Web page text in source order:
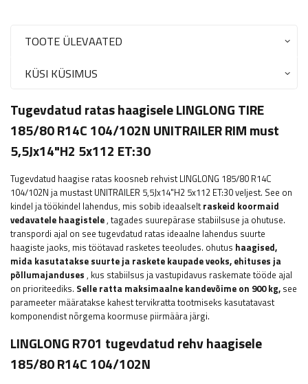
TOOTE ÜLEVAATED
KÜSI KÜSIMUS
Tugevdatud ratas haagisele LINGLONG TIRE
185/80 R14C 104/102N UNITRAILER RIM must
5,5Jx14"H2 5x112 ET:30
Tugevdatud haagise ratas koosneb rehvist LINGLONG 185/80 R14C
104/102N ja mustast UNITRAILER 5,5Jx14"H2 5x112 ET:30 veljest. See on
kindel ja töökindel lahendus, mis sobib ideaalselt raskeid koormaid
vedavatele haagistele, tagades suurepärase stabiilsuse ja ohutuse.
transpordi ajal on see tugevdatud ratas ideaalne lahendus suurte
haagiste jaoks, mis töötavad rasketes teeoludes. ohutus haagised,
mida kasutatakse suurte ja raskete kaupade veoks, ehituses ja
põllumajanduses , kus stabiilsus ja vastupidavus raskemate tööde ajal
on prioriteediks. Selle ratta maksimaalne kandevõime on 900 kg, see
parameeter määratakse kahest tervikratta tootmiseks kasutatavast
komponendist nõrgema koormuse piirmäära järgi.
LINGLONG R701 tugevdatud rehv haagisele
185/80 R14C 104/102N